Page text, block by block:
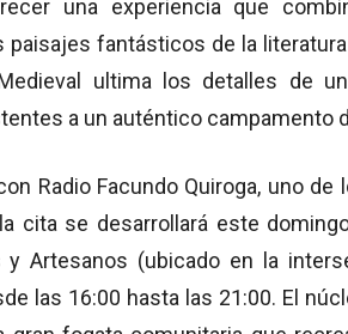
una experiencia que
paisajes fantásticos de la
ultima los detalles de
a un auténtico campamento
Radio Facundo Quiroga, uno
cita se desarrollará este
Artesanos (ubicado en la
las 16:00 hasta las 21:00. El